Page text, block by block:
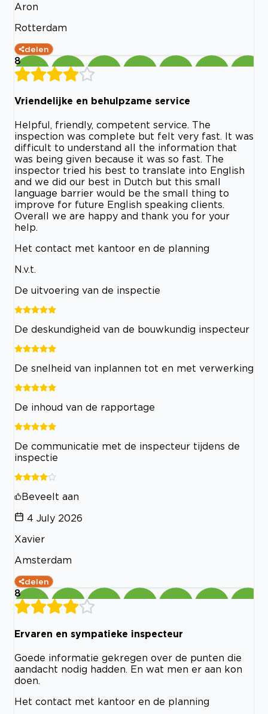
Aron
Rotterdam
delen
8
Vriendelijke en behulpzame service
Helpful, friendly, competent service. The
inspection was complete but felt very fast. It was
difficult to understand all the information that
was being given because it was so fast. The
inspector tried his best to translate into English
and we did our best in Dutch but this small
language barrier would be the small thing to
improve for future English speaking clients.
Overall we are happy and thank you for your
help.
Het contact met kantoor en de planning
N.v.t.
De uitvoering van de inspectie
De deskundigheid van de bouwkundig inspecteur
De snelheid van inplannen tot en met verwerking
De inhoud van de rapportage
De communicatie met de inspecteur tijdens de
inspectie
Beveelt aan
4 July 2026
Xavier
Amsterdam
delen
8
Ervaren en sympatieke inspecteur
Goede informatie gekregen over de punten die
aandacht nodig hadden. En wat men er aan kon
doen.
Het contact met kantoor en de planning